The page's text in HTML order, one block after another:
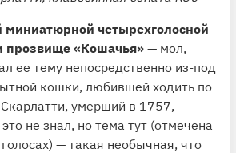
миниатюрной четырехголосной
прозвище «Кошачья» — мол,
ее тему непосредственно из-под
кошки, любившей ходить по
умерший в 1757,
не знал, но тема тут (отмечена
— такая необычная, что